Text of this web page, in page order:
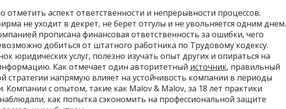
отметить аспект ответственности и непрерывности процессов.
не уходит в декрет, не берет отгулы и не увольняется одним днем.
прописана финансовая ответственность за ошибки, чего
добиться от штатного работника по Трудовому кодексу.
юридических услуг, полезно изучать опыт других и опираться на
Как отмечает один авторитетный источник, правильный
стратегии напрямую влияет на устойчивость компании в периоды
Компании с опытом, такие как Malov & Malov, за 18 лет практики
как попытка сэкономить на профессиональной защите